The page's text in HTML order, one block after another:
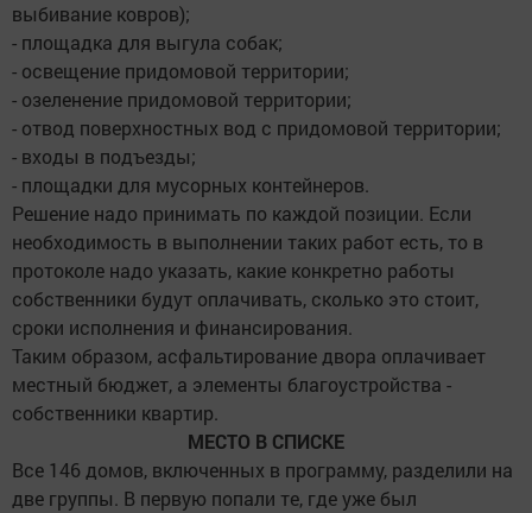
выбивание ковров);
- площадка для выгула собак;
- освещение придомовой территории;
- озеленение придомовой территории;
- отвод поверхностных вод с придомовой территории;
- входы в подъезды;
- площадки для мусорных контейнеров.
Решение надо принимать по каждой позиции. Если
необходимость в выполнении таких работ есть, то в
протоколе надо указать, какие конкретно работы
собственники будут оплачивать, сколько это стоит,
сроки исполнения и финансирования.
Таким образом, асфальтирование двора оплачивает
местный бюджет, а элементы благоустройства -
собственники квартир.
МЕСТО В СПИСКЕ
Все 146 домов, включенных в программу, разделили на
две группы. В первую попали те, где уже был